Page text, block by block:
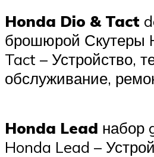
Honda Dio & Tact
брошюрой Скутеры
Tact – Устройство,
обслуживание,
Honda Lead набор
Honda Lead –